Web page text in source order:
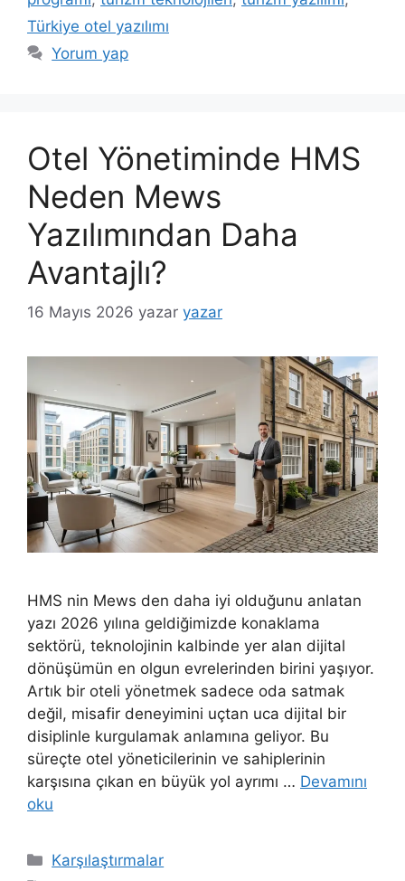
Türkiye otel yazılımı
Yorum yap
Otel Yönetiminde HMS
Neden Mews
Yazılımından Daha
Avantajlı?
16 Mayıs 2026 yazar yazar
HMS nin Mews den daha iyi olduğunu anlatan
yazı 2026 yılına geldiğimizde konaklama
sektörü, teknolojinin kalbinde yer alan dijital
dönüşümün en olgun evrelerinden birini yaşıyor.
Artık bir oteli yönetmek sadece oda satmak
değil, misafir deneyimini uçtan uca dijital bir
disiplinle kurgulamak anlamına geliyor. Bu
süreçte otel yöneticilerinin ve sahiplerinin
karşısına çıkan en büyük yol ayrımı … Devamını
oku
Kategoriler
Karşılaştırmalar